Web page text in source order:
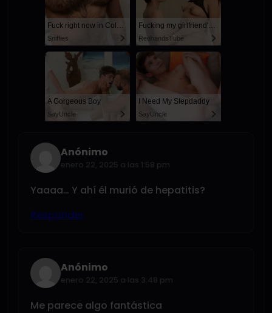
Sniffies RedhandsTube
A Gorgeous Boy
SayUncle
I Need My Stepdaddy
SayUncle
Anónimo
enero 22, 2025 a las 1:58 pm
Yaaaa… Y ahí él murió de hepatitis?
Responder
Anónimo
enero 22, 2025 a las 3:48 pm
Me parece algo fantástica